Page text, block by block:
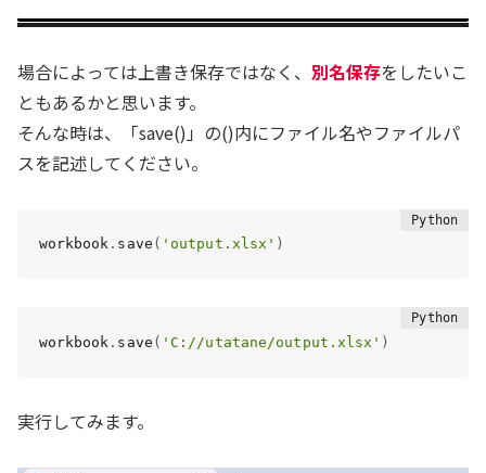
場合によっては上書き保存ではなく、 別名保存をしたいこ
ともあるかと思います。
そんな時は、「save()」の()内にファイル名やファイルパ
スを記述してください。
workbook . save ( 'output.xlsx' )
workbook . save ( 'C://utatane/output.xlsx' )
実行してみます。